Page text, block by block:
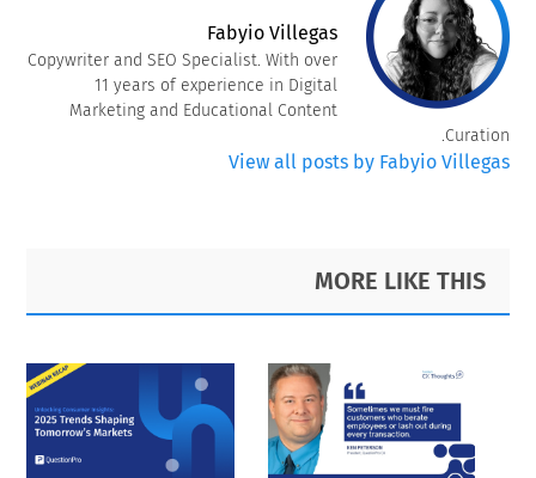
Fabyio Villegas
Copywriter and SEO Specialist. With over
11 years of experience in Digital
Marketing and Educational Content
Curation.
View all posts by Fabyio Villegas
Primary
Sidebar
Footer
MORE LIKE THIS